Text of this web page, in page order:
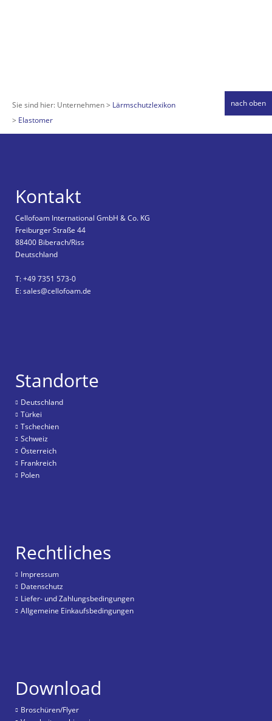
Sie sind hier: Unternehmen
Lärmschutzlexikon
Elastomer
nach oben
Kontakt
Cellofoam International GmbH & Co. KG
Freiburger Straße 44
88400 Biberach/Riss
Deutschland
T: +49 7351 573-0
E: sales@cellofoam.de
Standorte
Deutschland
Türkei
Tschechien
Schweiz
Österreich
Frankreich
Polen
Rechtliches
Impressum
Datenschutz
Liefer- und Zahlungsbedingungen
Allgemeine Einkaufsbedingungen
Download
Broschüren/Flyer